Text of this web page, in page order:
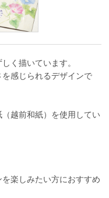
く描いています。
感じられるデザインで
越前和紙）を使用してい
楽しみたい方におすすめ